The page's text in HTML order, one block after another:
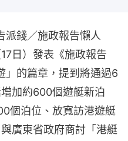
派錢／施政報告懶人
日）發表《施政報告
」的篇章，提到將通過6
加約600個遊艇新泊
個泊位、放寬訪港遊艇
廣東省政府商討「港艇